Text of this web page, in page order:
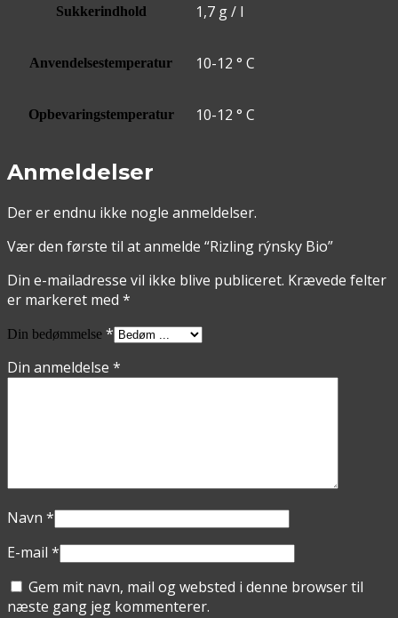
Sukkerindhold 1,7 g / l
Anvendelsestemperatur 10-12 ° C
Opbevaringstemperatur 10-12 ° C
Anmeldelser
Der er endnu ikke nogle anmeldelser.
Vær den første til at anmelde “Rizling rýnsky Bio”
Din e-mailadresse vil ikke blive publiceret. Krævede felter
er markeret med *
Din bedømmelse *
Din anmeldelse *
Navn *
E-mail *
Gem mit navn, mail og websted i denne browser til
næste gang jeg kommenterer.